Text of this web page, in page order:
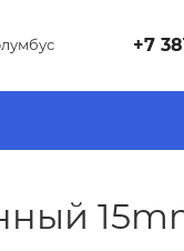
+7